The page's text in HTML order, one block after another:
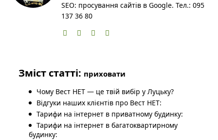
SEO: просування сайтів в Google. Тел.: 095
137 36 80
Зміст статті: приховати
Чому Вест НЕТ — це твій вибір у Луцьку?
Відгуки наших клієнтів про Вест НЕТ:
Тарифи на інтернет в приватному будинку:
Тарифи на інтернет в багатоквартирному
будинку: